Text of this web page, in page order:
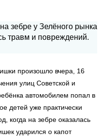
произошло вчера, 16
улиц Советской и
автомобилем попал в
детей уже практически
когда на зебре оказалась
ударился о капот